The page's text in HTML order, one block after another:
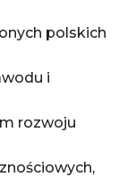
polskich
i
rozwoju